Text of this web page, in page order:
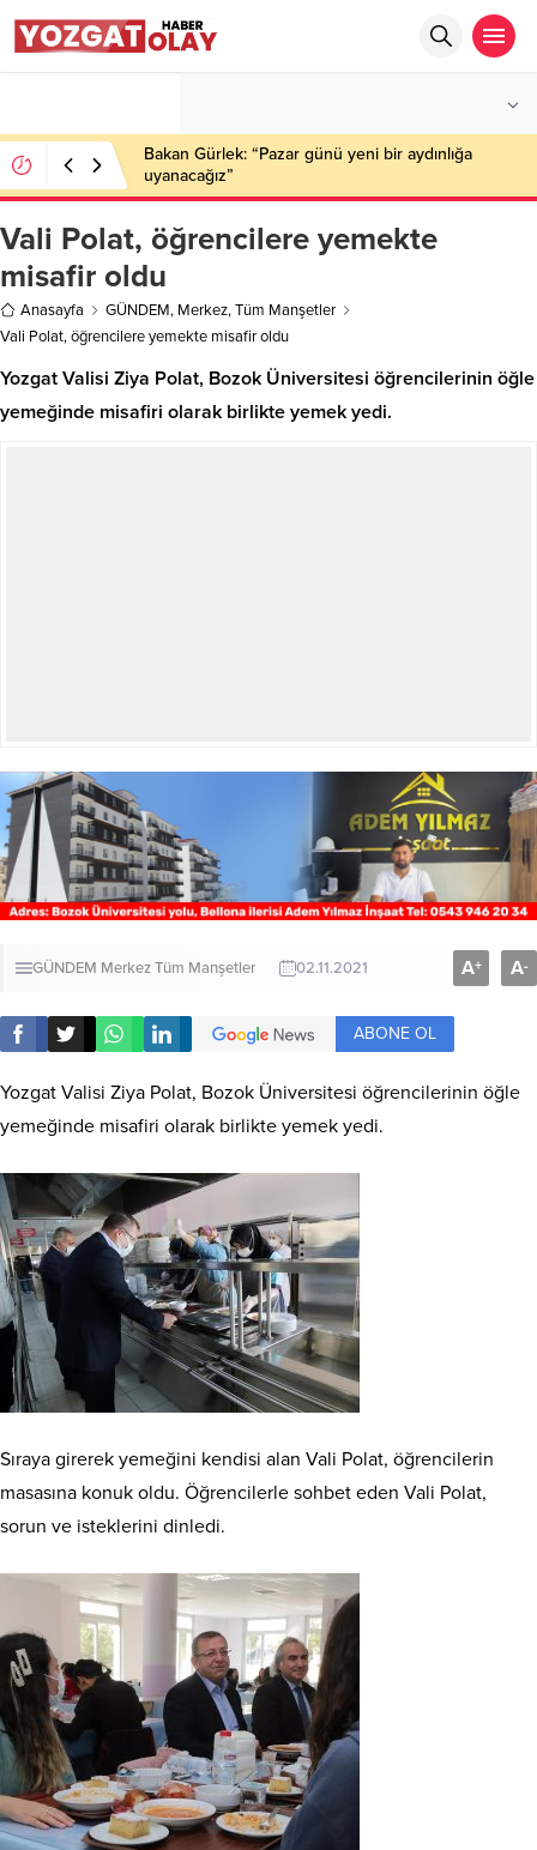
Bakan Gürlek: “Pazar günü yeni bir aydınlığa
uyanacağız”
Vali Polat, öğrencilere yemekte
misafir oldu
Anasayfa GÜNDEM, Merkez,Tüm Manşetler
Vali Polat, öğrencilere yemekte misafir oldu
Yozgat Valisi Ziya Polat, Bozok Üniversitesi öğrencilerinin öğle
yemeğinde misafiri olarak birlikte yemek yedi.
GÜNDEM MerkezTüm Manşetler 02.11.2021 A+ A-
ABONE OL
Yozgat Valisi Ziya Polat, Bozok Üniversitesi öğrencilerinin öğle
yemeğinde misafiri olarak birlikte yemek yedi.
Sıraya girerek yemeğini kendisi alan Vali Polat, öğrencilerin
masasına konuk oldu. Öğrencilerle sohbet eden Vali Polat,
sorun ve isteklerini dinledi.